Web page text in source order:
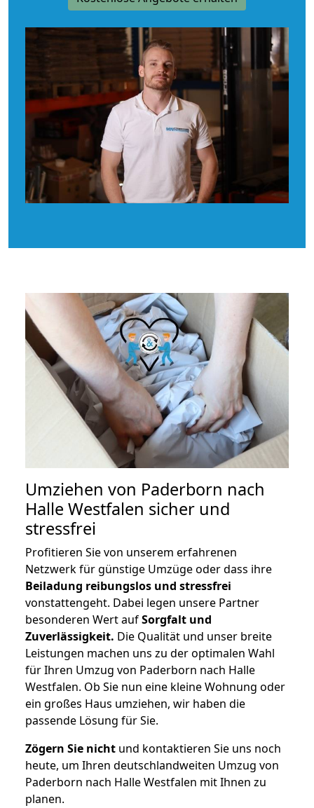
Umziehen von Paderborn nach
Halle Westfalen sicher und
stressfrei
Profitieren Sie von unserem erfahrenen
Netzwerk für günstige Umzüge oder dass ihre
Beiladung reibungslos und stressfrei
vonstattengeht. Dabei legen unsere Partner
besonderen Wert aufSorgfalt und
Zuverlässigkeit. Die Qualität und unser breite
Leistungen machen uns zu der optimalen Wahl
für Ihren Umzug von Paderborn nach Halle
Westfalen. Ob Sie nun eine kleine Wohnung oder
ein großes Haus umziehen, wir haben die
passende Lösung für Sie.
Zögern Sie nicht und kontaktieren Sie uns noch
heute, um Ihren deutschlandweiten Umzug von
Paderborn nach Halle Westfalen mit Ihnen zu
planen.